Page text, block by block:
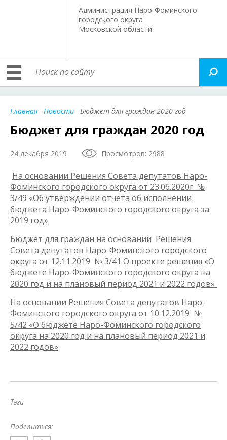
Администрация Наро-Фоминского
городского округа
Московской области
Главная - Новости - Бюджет для граждан 2020 год
Бюджет для граждан 2020 год
24 декабря 2019 Просмотров: 2988
На основании Решения Совета депутатов Наро-
Фоминского городского округа от 23.06.2020г. №
3/49 «Об утверждении отчета об исполнении
бюджета Наро-Фоминского городского округа за
2019 год»
Бюджет для граждан на основании Решения
Совета депутатов Наро-Фоминского городского
округа от 12.11.2019 № 3/41 О проекте решения «О
бюджете Наро-Фоминского городского округа на
2020 год и на плановый период 2021 и 2022 годов»
На основании Решения Совета депутатов Наро-
Фоминского городского округа от 10.12.2019 №
5/42 «О бюджете Наро-Фоминского городского
округа на 2020 год и на плановый период 2021 и
2022 годов»
Тэги
Поделиться: